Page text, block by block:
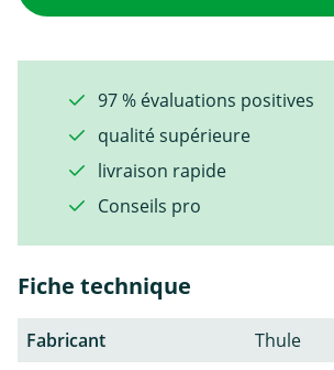
97 % évaluations positives
qualité supérieure
livraison rapide
Conseils pro
Fiche technique
Fabricant
Thule